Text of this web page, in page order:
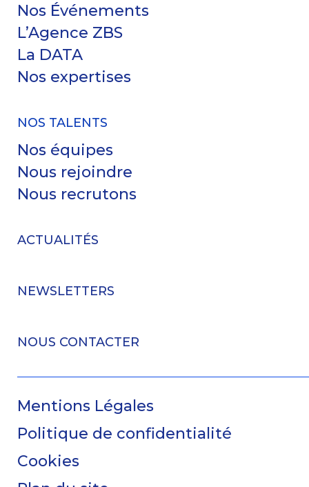
Nos Événements
L’Agence ZBS
La DATA
Nos expertises
NOS TALENTS
Nos équipes
Nous rejoindre
Nous recrutons
ACTUALITÉS
NEWSLETTERS
NOUS CONTACTER
Mentions Légales
Politique de confidentialité
Cookies